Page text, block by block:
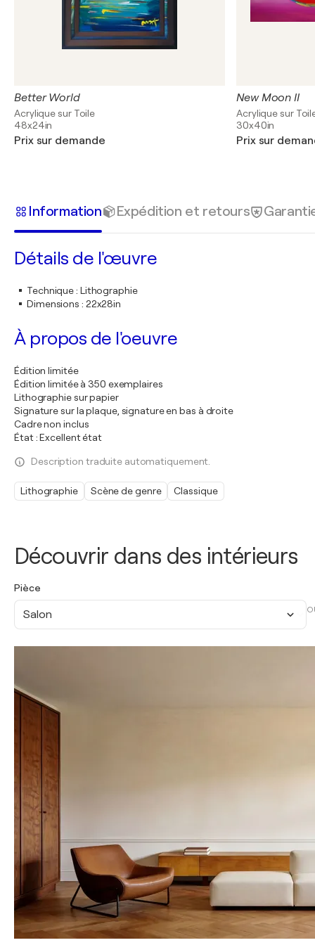
Découvrir dans des intérieurs
Pièce
Salon
Better World
Acrylique sur Toile
48x24in
Prix sur demande
New Moon II
Acrylique sur
30x40in
Prix sur
Information Expédition et retours
Détails de l'œuvre
Technique: Lithographie
Dimensions : 22x28in
À propos de l'oeuvre
Édition limitée
Édition limitée à 350 exemplaires
Lithographie sur papier
Signature sur la plaque, signature en bas à droite
Cadre non inclus
État : Excellent état
Description traduite automatiquement.
Lithographie Scène de genre Classique